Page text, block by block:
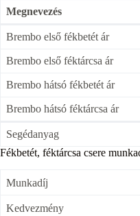
Megnevezés
Brembo első fékbetét ár
Brembo első féktárcsa ár
Brembo hátsó fékbetét ár
Brembo hátsó féktárcsa ár
Segédanyag
Fékbetét, féktárcsa csere
Munkadíj
Kedvezmény